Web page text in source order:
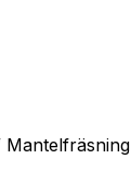
Mantelfräsning